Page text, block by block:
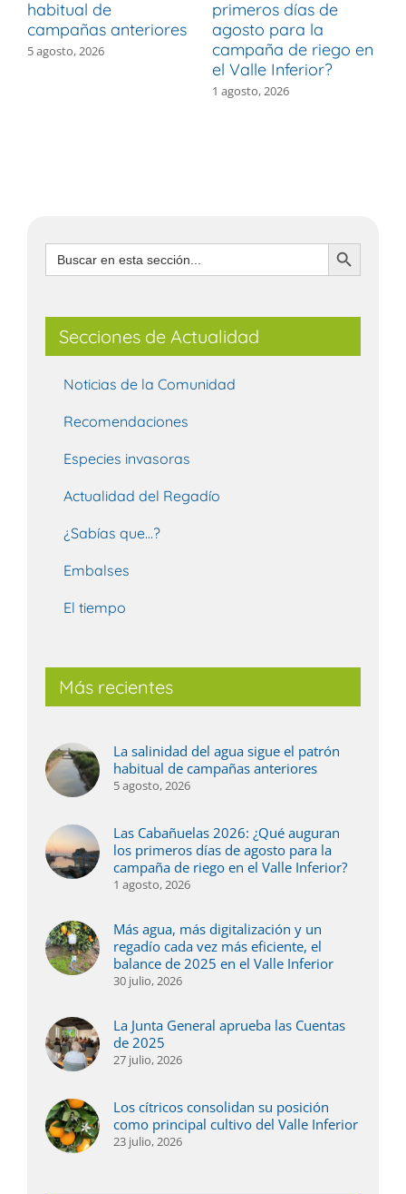
habitual de
campañas anteriores
5 agosto, 2026
primeros días de
agosto para la
campaña de riego en
el Valle Inferior?
1 agosto, 2026
Buscar: Botón de búsqueda
Secciones de Actualidad
Noticias de la Comunidad
Recomendaciones
Especies invasoras
Actualidad del Regadío
¿Sabías que…?
Embalses
El tiempo
Más recientes
La salinidad del agua sigue el patrón
habitual de campañas anteriores
5 agosto, 2026
Las Cabañuelas 2026: ¿Qué auguran
los primeros días de agosto para la
campaña de riego en el Valle Inferior?
1 agosto, 2026
Más agua, más digitalización y un
regadío cada vez más eficiente, el
balance de 2025 en el Valle Inferior
30 julio, 2026
La Junta General aprueba las Cuentas
de 2025
27 julio, 2026
Los cítricos consolidan su posición
como principal cultivo del Valle Inferior
23 julio, 2026